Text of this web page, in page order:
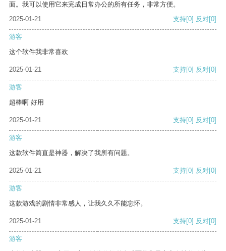
面。我可以使用它来完成日常办公的所有任务，非常方便。
2025-01-21
支持[0] 反对[0]
游客
这个软件我非常喜欢
2025-01-21 支持[0] 反对[0]
游客
超棒啊 好用
2025-01-21 支持[0] 反对[0]
游客
这款软件简直是神器，解决了我所有问题。
2025-01-21 支持[0] 反对[0]
游客
这款游戏的剧情非常感人，让我久久不能忘怀。
2025-01-21 支持[0] 反对[0]
游客